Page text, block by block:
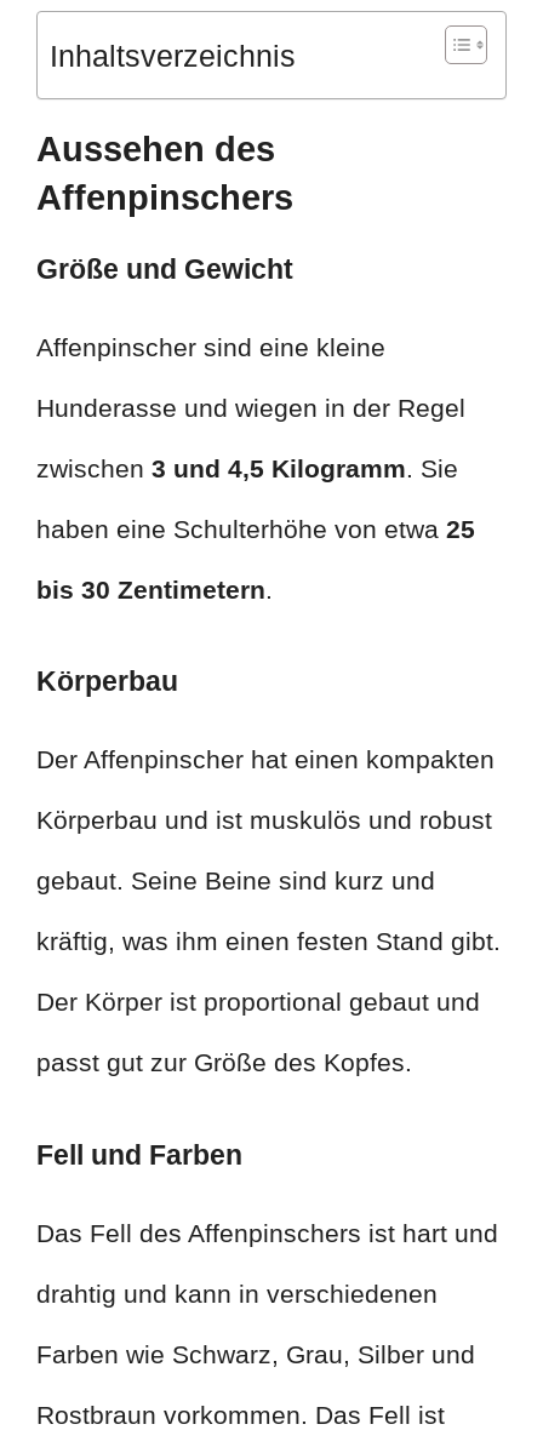
Inhaltsverzeichnis
Aussehen des
Affenpinschers
Größe und Gewicht
Affenpinscher sind eine kleine
Hunderasse und wiegen in der Regel
zwischen 3 und 4,5 Kilogramm . Sie
haben eine Schulterhöhe von etwa 25
bis 30 Zentimetern
Körperbau
Der Affenpinscher hat einen kompakten
Körperbau und ist muskulös und robust
gebaut. Seine Beine sind kurz und
kräftig, was ihm einen festen Stand gibt.
Der Körper ist proportional gebaut und
passt gut zur Größe des Kopfes.
Fell und Farben
Das Fell des Affenpinschers ist hart und
drahtig und kann in verschiedenen
Farben wie Schwarz, Grau, Silber und
Rostbraun vorkommen. Das Fell ist